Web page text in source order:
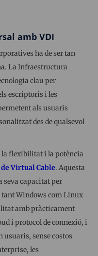
amb VDI
ha de ser tan
La Infraestructura
clau per
escriptoris i les
als usuaris
des de qualsevol
la flexibilitat i la potència
Virtual Cable. Aquesta
seva capacitat per
Windows com Linux
amb pràcticament
i protocol de connexió, i
usuaris, sense costos
les